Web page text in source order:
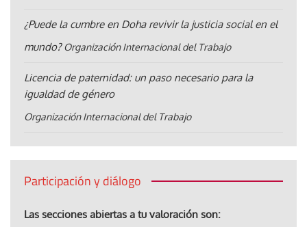
¿Puede la cumbre en Doha revivir la justicia social en el
mundo? Organización Internacional del Trabajo
Licencia de paternidad: un paso necesario para la
igualdad de género
Organización Internacional del Trabajo
Participación y diálogo
Las secciones abiertas a tu valoración son: